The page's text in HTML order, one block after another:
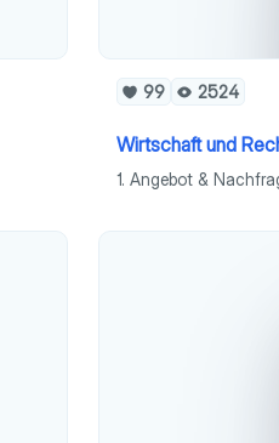
99 2524
Wirtschaft und